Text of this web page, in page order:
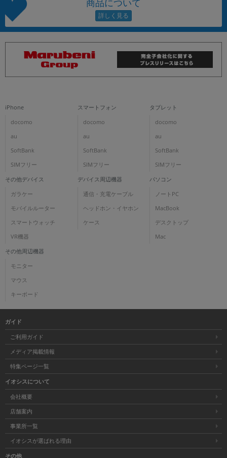
iPhone
docomo
au
SoftBank
SIMフリー
スマートフォン
docomo
au
SoftBank
SIMフリー
タブレット
docomo
au
SoftBank
SIMフリー
その他デバイス
ガラケー
モバイルルーター
スマートウォッチ
VR機器
デバイス周辺機器
通信・充電ケーブル
ヘッドホン・イヤホン
ケース
パソコン
ノートPC
MacBook
デスクトップ
Mac
その他周辺機器
モニター
マウス
キーボード
ガイド
ご利用ガイド
メディア掲載情報
特集ページ一覧
イオシスについて
会社概要
店舗案内
事業所一覧
イオシスが選ばれる理由
その他